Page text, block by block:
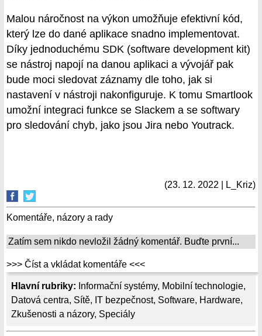
Hlavní rubriky: Informační systémy, Mobilní technologie,
Datová centra, Sítě, IT bezpečnost, Software, Hardware,
Zkušenosti a názory, Speciály
Malou náročnost na výkon umožňuje efektivní kód,
který lze do dané aplikace snadno implementovat.
Díky jednoduchému SDK (software development kit)
se nástroj napojí na danou aplikaci a vývojář pak
bude moci sledovat záznamy dle toho, jak si
nastavení v nástroji nakonfiguruje. K tomu Smartlook
umožní integraci funkce se Slackem a se softwary
pro sledování chyb, jako jsou Jira nebo Youtrack.
(23. 12. 2022 | L_Kriz)
Komentáře, názory a rady
Zatím sem nikdo nevložil žádný komentář. Buďte první...
>>> Číst a vkládat komentáře <<<